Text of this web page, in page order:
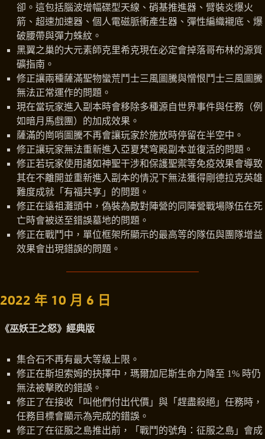
卻。這包括腦波增幅碟型天線、硝基推進器、臂裝炎爆火
箭、超速加速器、個人電磁脈衝產生器、彈性編織襯底、爆
破腰帶與彈力蛛紋。
黑翼之巢的大元素師克里希克現在必定會掉落哥布林的源質
礦指南。
修正讓兩種薩滿聖物蠻荒鬥士三風圖騰與憎恨鬥士三風圖騰
無法正常運作的問題。
現在當玩家進入副本時會移除多種源自世界事件與任務（例
如暗月馬戲團）的加成效果。
薩滿的崗哨圖騰不再會讓玩家於施放時停留在半空中。
修正讓玩家無法重新進入亞夏梵穹殿副本並復活的問題。
修正若玩家使用諸如神聖干涉和保護聖禦等免疫效果會導致
其在不離開並重新進入副本的情況下無法獲得剛德拉克英雄
難度成就「有福共享」的問題。
修正在遠祖灘頭中，偽裝為敵對陣營的同陣營戰場隊伍在死
亡時會被送至錯誤墓地的問題。
修正在戰鬥中，單位框架所顯示的最高等的隊伍與團隊增益
效果會出現錯誤的問題。
2022 年 10 月 6 日
《巫妖王之怒》經典版
集合石不再有最大等級上限。
修正在斯坦索姆的抉擇中，瑪爾加尼斯生命力降至 1% 時仍
無法被擊敗的錯誤。
修正了在接收「叫他們付出代價」與「趕盡殺絕」任務時，
任務目標會顯示為完成的錯誤。
修正了在征服之島推出前，「戰鬥的號角：征服之島」會成